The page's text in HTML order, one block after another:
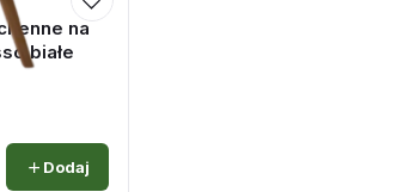
na
białe
Dodaj